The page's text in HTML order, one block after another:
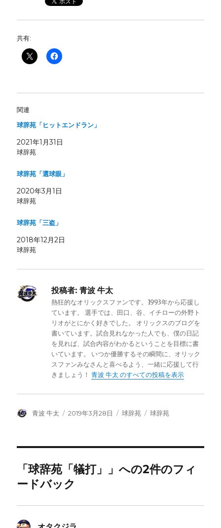
共有:
関連
球辞苑「ヒットエンドラン」
2021年1月31日
球辞苑
球辞苑「選球眼」
2020年3月1日
球辞苑
球辞苑「三盗」
2018年12月2日
球辞苑
投稿者: 青波 牛太
熱狂的なオリックスファンです。1993年から応援し
ています。 選手では、田口、谷、イチローの外野ト
リオがとにかく好きでした。 オリックスのブログを
書いています。試合見れなかった人でも、僕の日記
を見れば、試合内容がわかるということを目標に書
いています。 いつか優勝するその瞬間に、オリック
スファンみなさんと喜べるよう、一緒に応援して行
きましょう！青波 牛太 のすべての投稿を表示
投
青波 牛太
投
2019年3月28日
カ
球辞苑
タ
球辞苑
「球辞苑「犠打」」への2件のフィ
ードバック